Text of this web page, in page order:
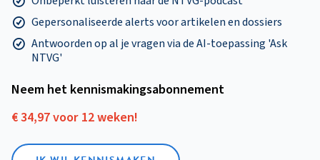
Gepersonaliseerde alerts voor artikelen en dossiers
Antwoorden op al je vragen via de AI-toepassing 'Ask
NTVG'
Neem het kennismakings­abonnement
€ 34,97 voor 12 weken!